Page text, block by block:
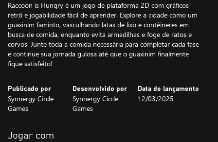
Raccoon is Hungry é um jogo de plataforma 2D com gráficos
retrô e jogabilidade fácil de aprender. Explore a cidade como um
guaxinim faminto, vasculhando latas de lixo e contêineres em
busca de comida, enquanto evita armadilhas e foge de ratos e
corvos. Junte toda a comida necessária para completar cada fase
e continue sua jornada gulosa até que o guaxinim finalmente
fique satisfeito!
Publicado por
Synnergy Circle
Games
Desenvolvido por
Synnergy Circle
Games
Data de lançamento
12/03/2025
Jogar com